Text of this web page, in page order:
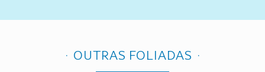
OUTRAS FOLIADAS